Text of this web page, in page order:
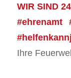
WIR SIND
#ehrenamt
Ihre